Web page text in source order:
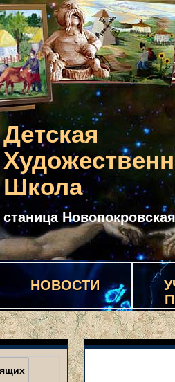
Детская
Школа
станица Новопокровская
НОВОСТИ